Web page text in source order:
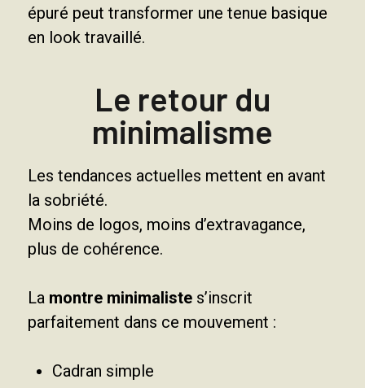
épuré peut transformer une tenue basique
en look travaillé.
Le retour du
minimalisme
Les tendances actuelles mettent en avant
la sobriété.
Moins de logos, moins d’extravagance,
plus de cohérence.
La montre minimaliste s’inscrit
parfaitement dans ce mouvement :
Cadran simple